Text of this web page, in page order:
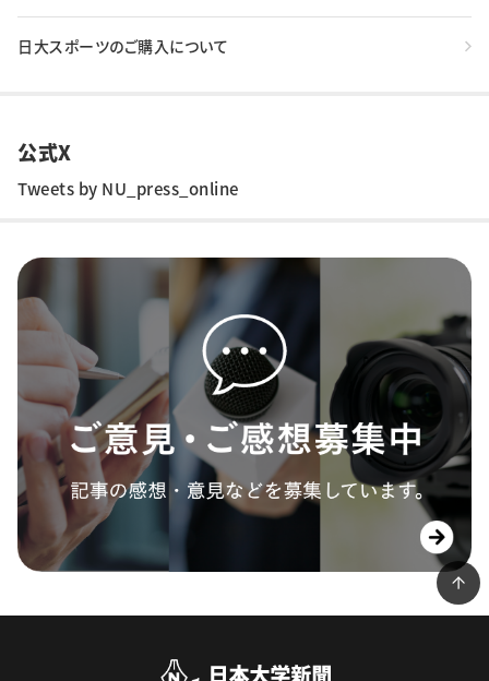
日大スポーツのご購入について
公式X
Tweets by NU_press_online